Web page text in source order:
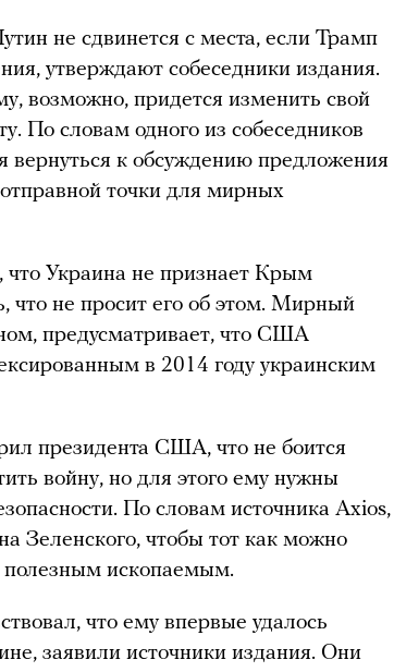
не сдвинется с места, если Трамп
утверждают собеседники издания.
возможно, придется изменить свой
По словам одного из собеседников
вернуться к обсуждению предложения
точки для мирных
что Украина не признает Крым
что не просит его об этом. Мирный
предусматривает, что США
в 2014 году украинским
президента США, что не боится
войну, но для этого ему нужны
По словам источника Axios,
Зеленского, чтобы тот как можно
полезным ископаемым.
что ему впервые удалось
заявили источники издания. Они